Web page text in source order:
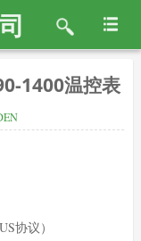
1400温控表
协议）